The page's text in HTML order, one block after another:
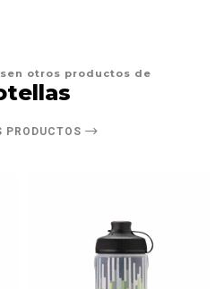
otros productos de
PRODUCTOS